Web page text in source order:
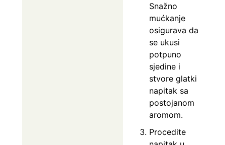
Snažno
mućkanje
osigurava da
se ukusi
potpuno
sjedine i
stvore glatki
napitak sa
postojanom
aromom.
Procedite